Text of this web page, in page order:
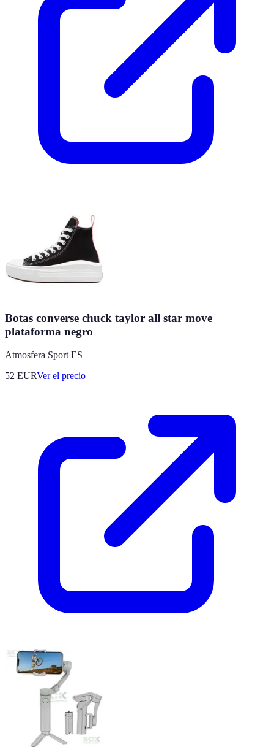
Botas converse chuck taylor all star move
plataforma negro
Atmosfera Sport ES
52 EURVer el precio